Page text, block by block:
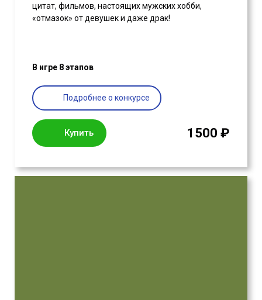
цитат, фильмов, настоящих мужских хобби,
«отмазок» от девушек и даже драк!
В игре 8 этапов
Подробнее о конкурсе
Купить 1500 ₽